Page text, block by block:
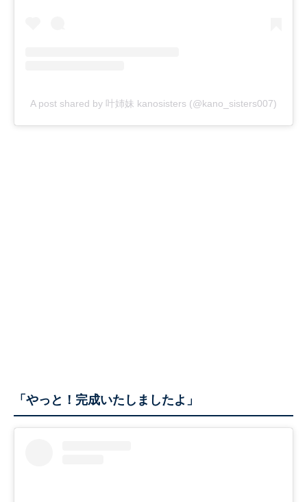
A post shared by 叶姉妹 kanosisters (@kano_sisters007)
「やっと！完成いたしましたよ」